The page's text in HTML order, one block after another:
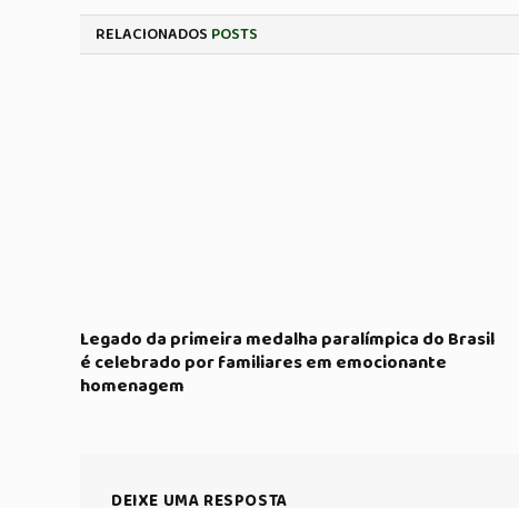
RELACIONADOS POSTS
Legado da primeira medalha paralímpica do Brasil
é celebrado por familiares em emocionante
homenagem
DEIXE UMA RESPOSTA